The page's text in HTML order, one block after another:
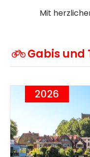
Mit
Gabis und
2026